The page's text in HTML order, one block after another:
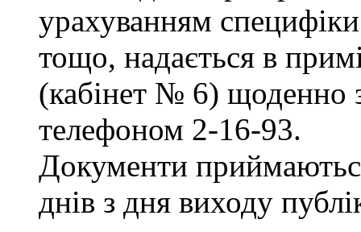
урахуванням
тощо, надається в
(кабінет № 6) щоденно
телефоном 2-16-93.
Документи
днів з дня виходу